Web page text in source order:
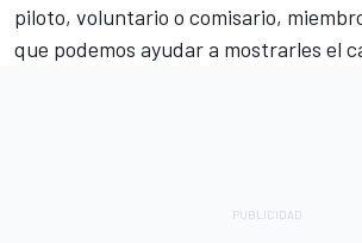
piloto, voluntario o comisario,
que podemos ayudar a mostrarles el